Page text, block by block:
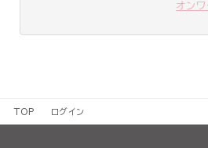
オン
TOP ログイン